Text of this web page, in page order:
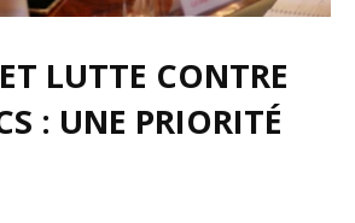
LUTTE CONTRE
: UNE PRIORITÉ